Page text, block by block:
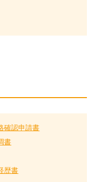
確認申請書
書
歴書